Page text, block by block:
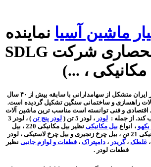
ماشین آسیا نماینده
رسمی و انحصاری شرکت SDLG
مکانیکی ، ...)
“عضو گروه VOLVO” در ایران متشکل از سهامدارانی با سابقه بیش از ۴۰ سال
راهسازی و ساختمانی سنگین تشکیل گردیده است.
اقتصادی و فنی توانسته است مناسب ترین ماشین آلات
کند. از جمله :لودر ، لودر 5 تن ( لودر پنج تن
) ، لودر 3
بکهو ، انواع بیل مکانیکی
نظیر بیل مکانیکی 220 ، بیل
لودر
،غلطک ،گریدر ،دامپتراک ،قطعات و لوازم جانبی نظیر
قطعات لودر .